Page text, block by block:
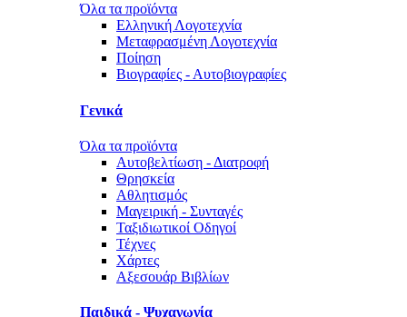
Όλα τα προϊόντα
Ελληνική Λογοτεχνία
Μεταφρασμένη Λογοτεχνία
Ποίηση
Βιογραφίες - Αυτοβιογραφίες
Γενικά
Όλα τα προϊόντα
Αυτοβελτίωση - Διατροφή
Θρησκεία
Αθλητισμός
Μαγειρική - Συνταγές
Ταξιδιωτικοί Οδηγοί
Τέχνες
Χάρτες
Αξεσουάρ Βιβλίων
Παιδικά - Ψυχαγωγία